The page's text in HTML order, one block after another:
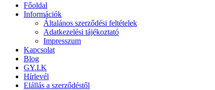
Főoldal
Információk
Általános szerződési feltételek
Adatkezelési tájékoztató
Impresszum
Kapcsolat
Blog
GY.I.K
Hírlevél
Elállás a szerződéstől